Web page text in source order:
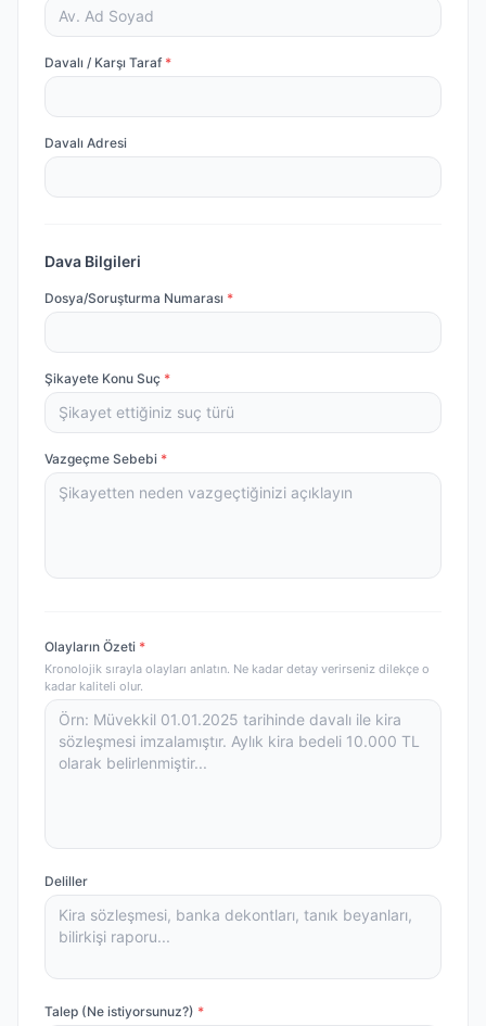
Davalı / Karşı Taraf *
Davalı Adresi
Dava Bilgileri
Dosya/Soruşturma Numarası *
Şikayete Konu Suç *
Vazgeçme Sebebi *
Olayların Özeti *
Kronolojik sırayla olayları anlatın. Ne kadar detay verirseniz dilekçe o
kadar kaliteli olur.
Deliller
Talep (Ne istiyorsunuz?) *